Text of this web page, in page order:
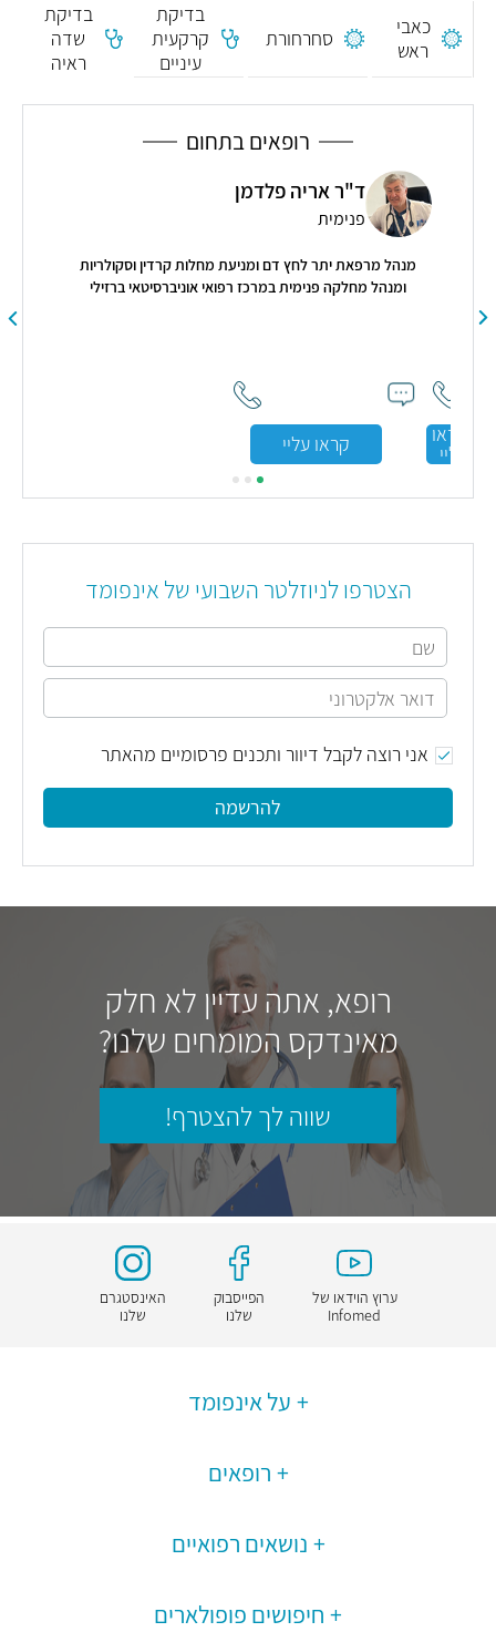
כאבי
ראש
סחרחורת
בדיקת
קרקעית
עיניים
בדיקת
שדה
ראיה
רופאים בתחום
קראו
עליי
ד"ר אריה פלדמן
פנימית
מנהל מרפאת יתר לחץ דם ומניעת מחלות קרדין וסקולריות
ומנהל מחלקה פנימית במרכז רפואי אוניברסיטאי ברזילי
קראו עליי
הצטרפו לניוזלטר השבועי של אינפומד
אני רוצה לקבל דיוור ותכנים פרסומיים מהאתר
להרשמה
רופא, אתה עדיין לא חלק
מאינדקס המומחים שלנו?
שווה לך להצטרף!
ערוץ הוידאו של
Infomed
הפייסבוק
שלנו
האינסטגרם
שלנו
על אינפומד
רופאים
נושאים רפואיים
חיפושים פופולארים